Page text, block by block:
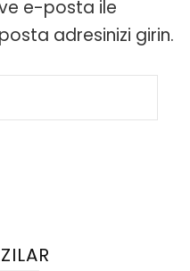
e-posta ile
adresinizi girin.